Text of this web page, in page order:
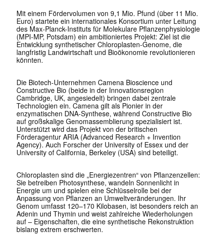
Mit einem Fördervolumen von 9,1 Mio. Pfund (über 11 Mio.
Euro) startete ein internationales Konsortium unter Leitung
des Max-Planck-Instituts für Molekulare Pflanzenphysiologie
(MPI-MP, Potsdam) ein ambitioniertes Projekt: Ziel ist die
Entwicklung synthetischer Chloroplasten-Genome, die
langfristig Landwirtschaft und Bioökonomie revolutionieren
könnten.
Die Biotech-Unternehmen Camena Bioscience und
Constructive Bio (beide in der Innovationsregion
Cambridge, UK, angesiedelt) bringen dabei zentrale
Technologien ein. Camena gilt als Pionier in der
enzymatischen DNA-Synthese, während Constructive Bio
auf großskalige Genomassemblierung spezialisiert ist.
Unterstützt wird das Projekt von der britischen
Förderagentur ARIA (Advanced Research + Invention
Agency). Auch Forscher der University of Essex und der
University of California, Berkeley (USA) sind beteiligt.
Chloroplasten sind die „Energiezentren“ von Pflanzenzellen:
Sie betreiben Photosynthese, wandeln Sonnenlicht in
Energie um und spielen eine Schlüsselrolle bei der
Anpassung von Pflanzen an Umweltveränderungen. Ihr
Genom umfasst 120–170 Kilobasen, ist besonders reich an
Adenin und Thymin und weist zahlreiche Wiederholungen
auf – Eigenschaften, die eine synthetische Rekonstruktion
bislang extrem erschwerten.